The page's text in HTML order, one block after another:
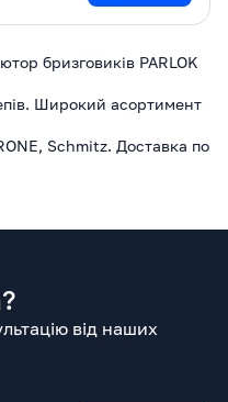
бризговиків PARLOK
Широкий асортимент
Schmitz. Доставка по
від наших